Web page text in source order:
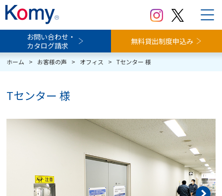
お問い合わせ・
カタログ請求
無料貸出制度申込み
ホーム > お客様の声 > オフィス > Tセンター 様
Tセンター 様